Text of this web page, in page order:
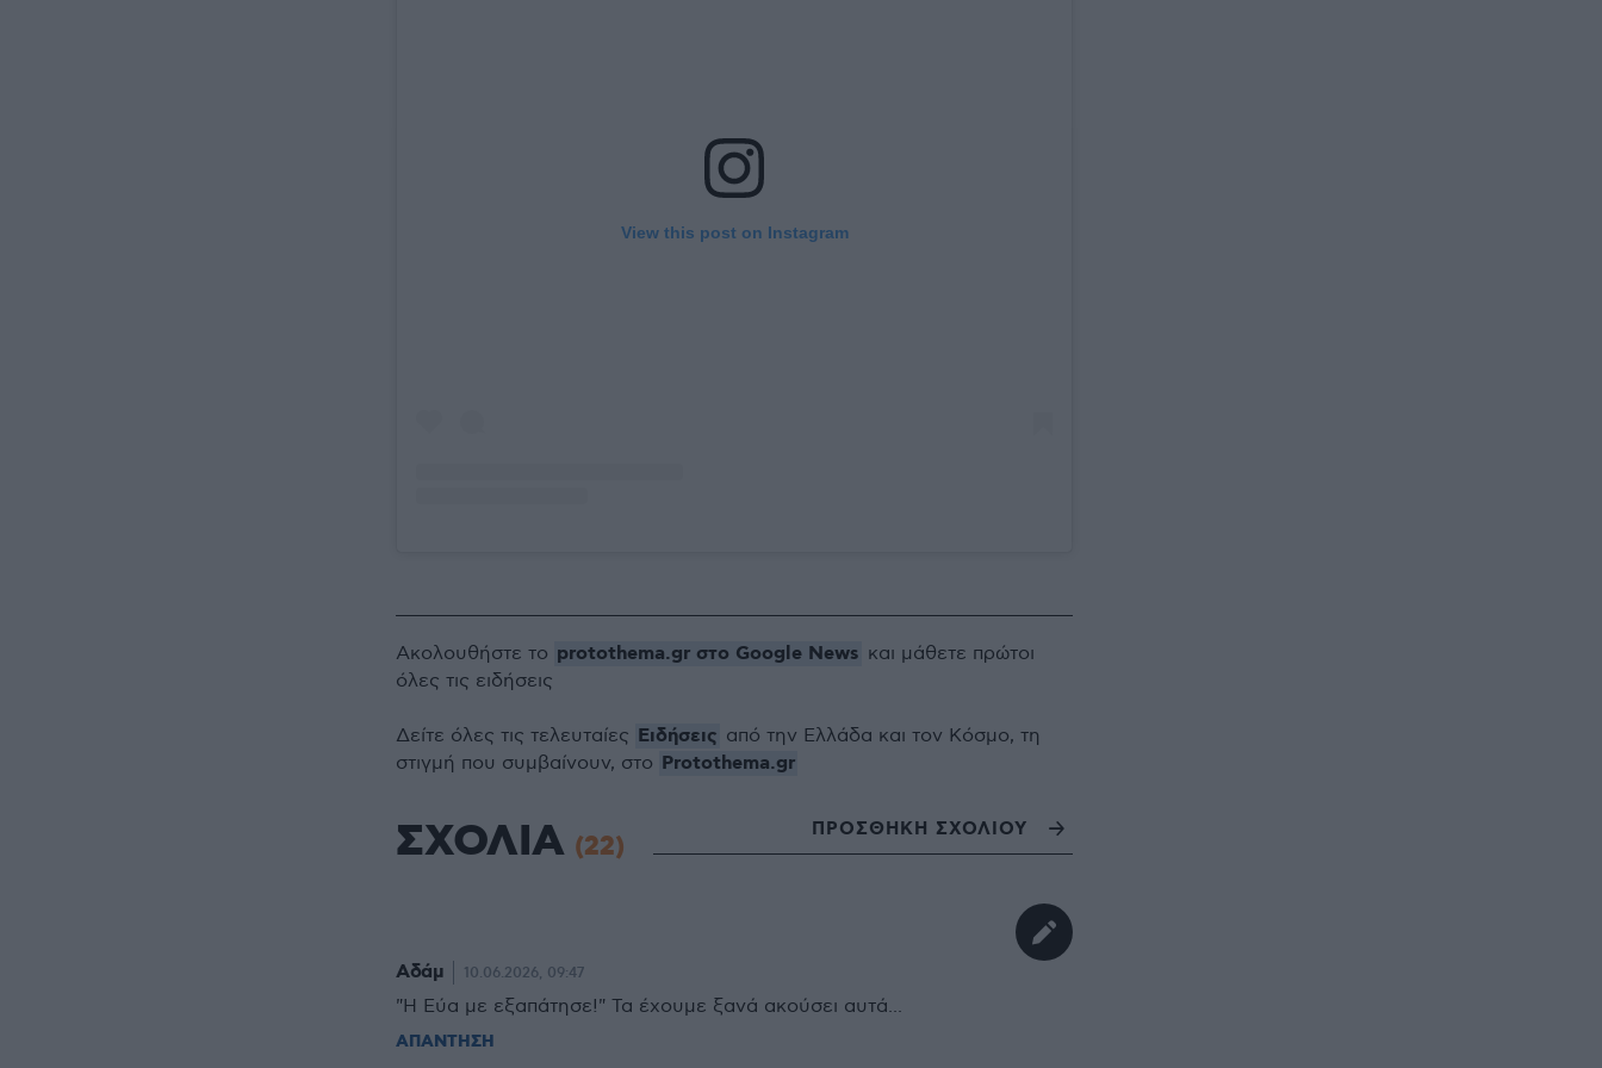
View this post on Instagram
Ακολουθήστε το protothema.gr στο Google News και μάθετε πρώτοι
όλες τις ειδήσεις
Δείτε όλες τις τελευταίες Ειδήσεις από την Ελλάδα και τον Κόσμο, τη
στιγμή που συμβαίνουν, στο Protothema.gr
ΣΧΟΛΙΑ (22) ΠΡΟΣΘΗΚΗ ΣΧΟΛΙΟΥ
Αδάμ 10.06.2026, 09:47
"Η Εύα με εξαπάτησε!" Τα έχουμε ξανά ακούσει αυτά...
ΑΠΑΝΤΗΣΗ